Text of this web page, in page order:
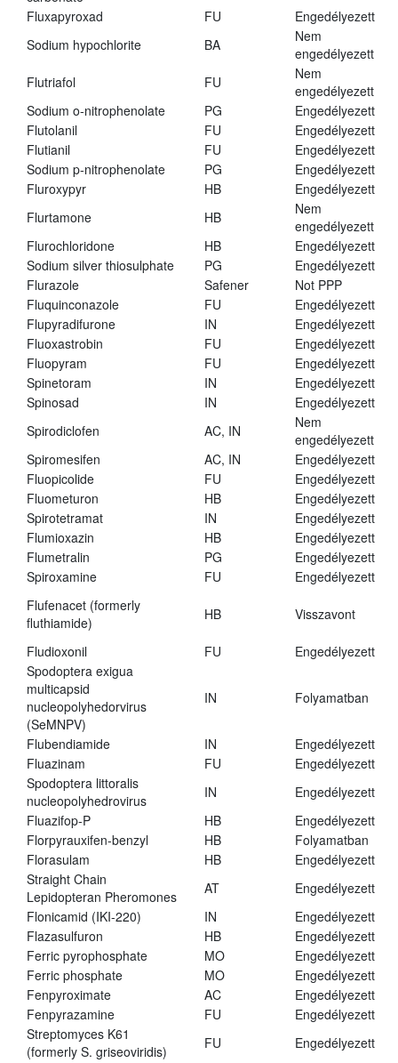
Fluxapyroxad
FU
Engedélyezett
Sodium hypochlorite
BA
Nem
engedélyezett
Flutriafol
FU
Nem
engedélyezett
Sodium o-nitrophenolate
PG
Engedélyezett
Flutolanil
FU
Engedélyezett
Flutianil
FU
Engedélyezett
Sodium p-nitrophenolate
PG
Engedélyezett
Fluroxypyr
HB
Engedélyezett
Flurtamone
HB
Nem
engedélyezett
Flurochloridone
HB
Engedélyezett
Sodium silver thiosulphate
PG
Engedélyezett
Flurazole
Safener
Not PPP
Fluquinconazole
FU
Engedélyezett
Flupyradifurone
IN
Engedélyezett
Fluoxastrobin
FU
Engedélyezett
Fluopyram
FU
Engedélyezett
Spinetoram
IN
Engedélyezett
Spinosad
IN
Engedélyezett
Spirodiclofen
AC, IN
Nem
engedélyezett
Spiromesifen
AC, IN
Engedélyezett
Fluopicolide
FU
Engedélyezett
Fluometuron
HB
Engedélyezett
Spirotetramat
IN
Engedélyezett
Flumioxazin
HB
Engedélyezett
Flumetralin
PG
Engedélyezett
Spiroxamine
FU
Engedélyezett
Flufenacet (formerly
fluthiamide)
HB Visszavont
Fludioxonil FU
Engedélyezett
Spodoptera exigua
multicapsid
nucleopolyhedorvirus
(SeMNPV)
IN Folyamatban
Flubendiamide IN
Engedélyezett
Fluazinam
FU
Engedélyezett
Spodoptera littoralis
nucleopolyhedrovirus
IN
Engedélyezett
Fluazifop-P
HB
Engedélyezett
Florpyrauxifen-benzyl
HB
Folyamatban
Florasulam
HB
Engedélyezett
Straight Chain
Lepidopteran Pheromones
AT
Engedélyezett
Flonicamid (IKI-220)
IN
Engedélyezett
Flazasulfuron
HB
Engedélyezett
Ferric pyrophosphate
MO
Engedélyezett
Ferric phosphate
MO
Engedélyezett
Fenpyroximate
AC
Engedélyezett
Fenpyrazamine
FU
Engedélyezett
Streptomyces K61
(formerly S. griseoviridis)
FU
Engedélyezett